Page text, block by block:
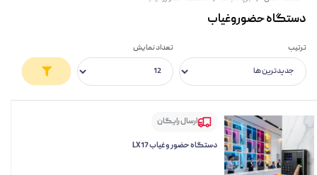
دستگاه حضوروغیاب
ترتیب تعداد نمایش
ارسال رایگان
دستگاه حضور و غیاب LX17